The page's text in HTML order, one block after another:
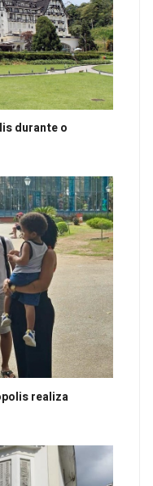
durante o
realiza